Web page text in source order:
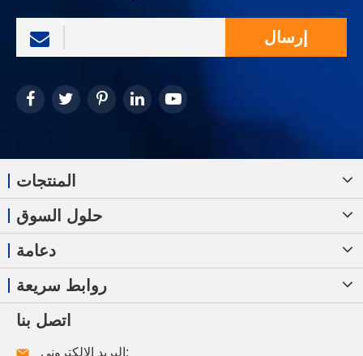
إرسال
المنتجات
حلول السوق
دعامة
روابط سريعة
اتصل بنا
البريد الإلكتروني: